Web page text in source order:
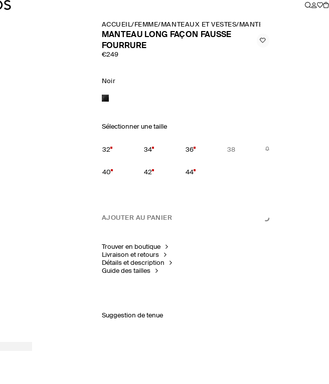
ACCUEIL/ FEMME/ MANTEAUX ET VESTES/ MANTEAU LONG FAÇON
MANTEAU LONG FAÇON FAUSSE
FOURRURE
€249
Noir
Sélectionner une taille
32 34 36 38
40 42 44
AJOUTER AU PANIER
Trouver en boutique
Livraison et retours
Détails et description
Guide des tailles
Suggestion de tenue